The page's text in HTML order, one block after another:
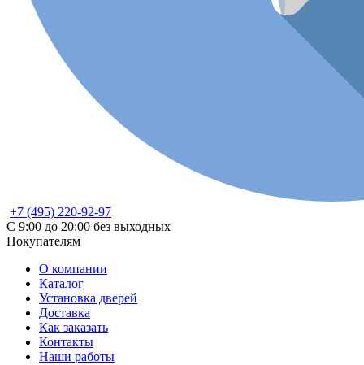
+7 (495) 220-92-97
С 9:00 до 20:00 без выходных
Покупателям
О компании
Каталог
Установка дверей
Доставка
Как заказать
Контакты
Наши работы